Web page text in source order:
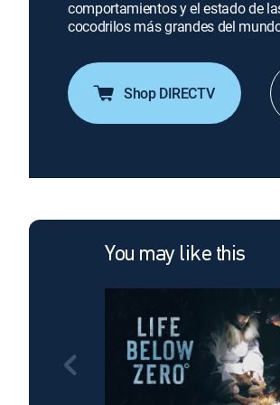
comportamientos y el estado de
cocodrilos más grandes del
Shop DIRECTV
You may like this